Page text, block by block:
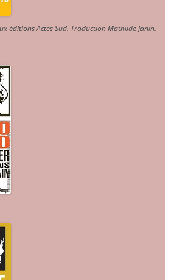
éditions Actes Sud. Traduction Mathilde Janin.